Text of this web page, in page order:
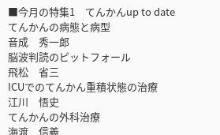
■今月の特集1 てんかんup to date
てんかんの病態と病型
音成 秀一郎
脳波判読のピットフォール
飛松 省三
ICUでのてんかん重積状態の治療
江川 悟史
てんかんの外科治療
海渡 信義